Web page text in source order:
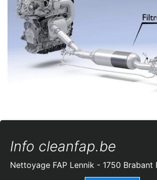
Info cleanfap.be
Nettoyage FAP Lennik - 1750 Brabant